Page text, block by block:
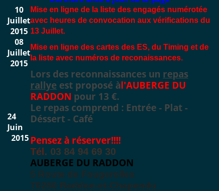
10
Juillet
2015
Mise en ligne de la liste des engagés numérotée
avec heures de convocation aux vérifications du
13 Juillet.
08
Juillet
2015
Mise en ligne des cartes des ES, du Timing et de
la liste avec numéros de reconaissances.
24
Juin
2015
Lors des reconnaissances un repas
rallye est proposé àl'AUBERGE DU
RADDON pour 13 €.
Le repas comprend : Entrée - Plat -
Déssert - Café
Pensez à réserver!!!!
Tél. 03 84 94 69 30
AUBERGE DU RADDON
5 Route de Fougerolles
70280 Raddon-et-Chapendu